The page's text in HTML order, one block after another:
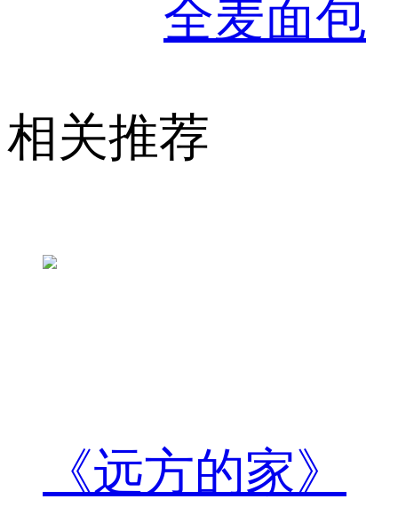
全麦面包
相关推荐
《远方的家》